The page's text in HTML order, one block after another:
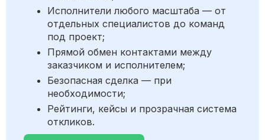
Исполнители любого масштаба — от
отдельных специалистов до команд
под проект;
Прямой обмен контактами между
заказчиком и исполнителем;
Безопасная сделка — при
необходимости;
Рейтинги, кейсы и прозрачная система
откликов.